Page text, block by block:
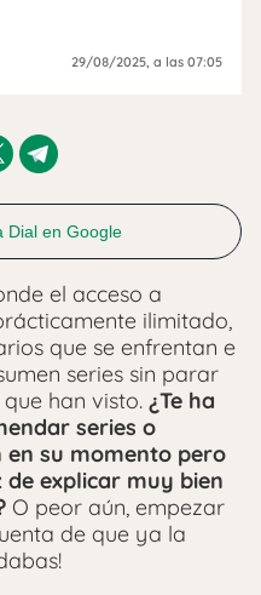
29/08/2025, a las 07:05
Dial en Google
el acceso a
ilimitado,
que se enfrentan e
series sin parar
han visto. ¿Te ha
series o
su momento pero
explicar muy bien
O peor aún, empezar
de que ya la